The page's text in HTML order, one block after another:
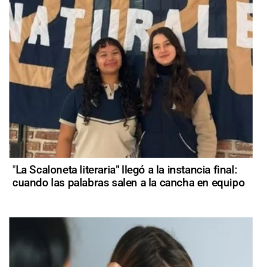
"La Scaloneta literaria" llegó a la instancia final:
cuando las palabras salen a la cancha en equipo